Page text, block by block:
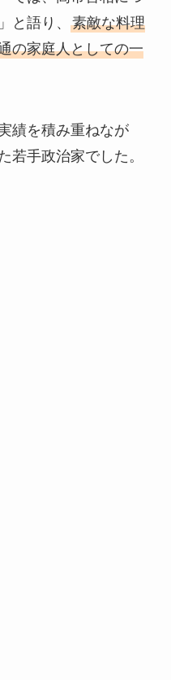
と語り、 素敵な料理
の家庭人としての一
績を積み重ねなが
若手政治家でした。